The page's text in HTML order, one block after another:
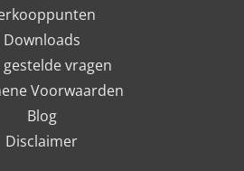
Downloads
gestelde vragen
Voorwaarden
Blog
Disclaimer